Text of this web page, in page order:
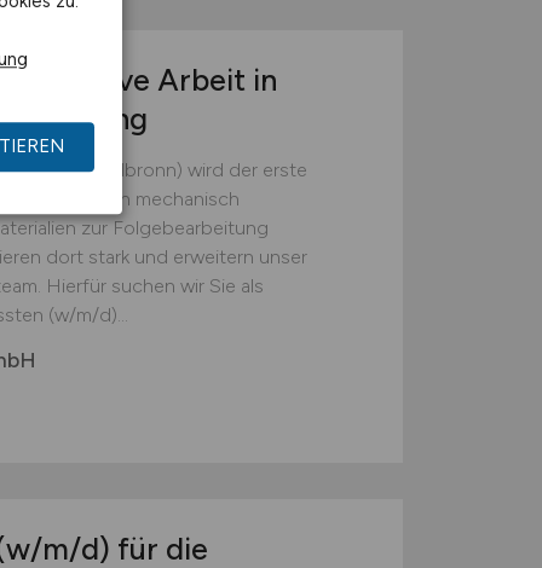
operative Arbeit in
Heilbronn) wird der erste
die Batterien mechanisch
zur Folgebearbeitung
dort stark und erweitern unser
Hierfür suchen wir Sie als
(w/m/d)...
m/d) für die